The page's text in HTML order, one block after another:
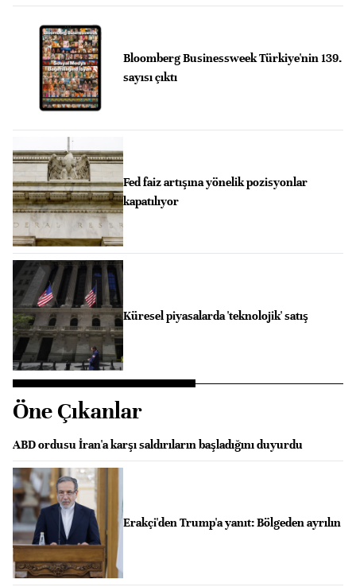
Bloomberg Businessweek Türkiye'nin 139.
sayısı çıktı
Fed faiz artışına yönelik pozisyonlar
kapatılıyor
Küresel piyasalarda 'teknolojik' satış
Öne Çıkanlar
ABD ordusu İran'a karşı saldırıların başladığını duyurdu
Erakçi'den Trump'a yanıt: Bölgeden ayrılın